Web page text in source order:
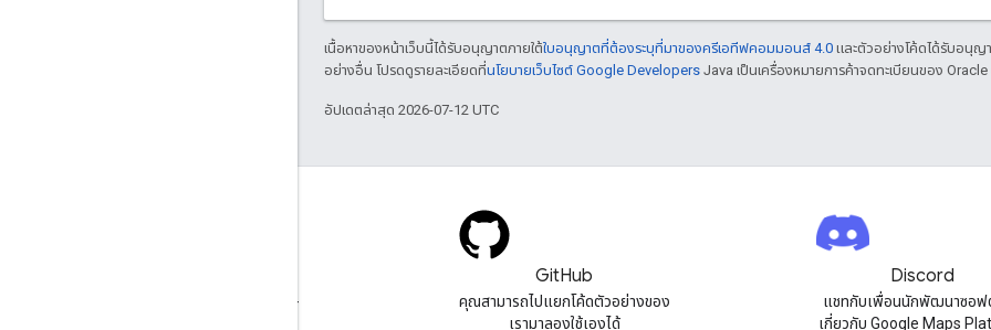
เนื้อหาของหน้าเว็บนี้ได้รับอนุญาตภายใต้ใบอนุญาตที่ต้องระบุที่มาของครีเอทีฟคอมมอนส์ 4.0 และตัวอย่างโค้ดได้รับอนุญ
อย่างอื่น โปรดดูรายละเอียดที่นโยบายเว็บไซต์ Google Developers Java เป็นเครื่องหมายการค้าจดทะเบียนของ
อัปเดตล่าสุด 2026-07-12 UTC
ถามคําถามภายใต้แท็ก google-
GitHub
คุณสามารถไปแยกโค้ดตัวอย่างของ
เรามาลองใช้เองได้
Discord
แชทกับเพื่อนนักพัฒนาซอฟ
เกี่ยวกับ Google Maps